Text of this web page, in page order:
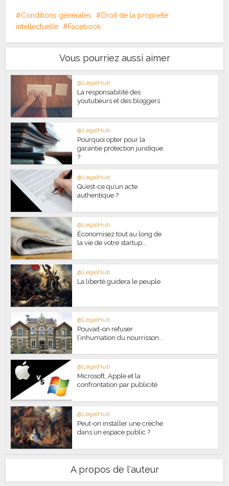
Conditions générales
Droit de la propriété
intellectuelle
Facebook
Vous pourriez aussi aimer
@LegalHub
La responsabilité des
youtubeurs et des bloggers
@LegalHub
Pourquoi opter pour la
garantie protection juridique
?
@LegalHub
Qu’est-ce qu’un acte
authentique ?
@LegalHub
Économisez tout au long de
la vie de votre startup...
@LegalHub
La liberté guidera le peuple
@LegalHub
Pouvait-on refuser
l’inhumation du nourrisson...
@LegalHub
Microsoft, Apple et la
confrontation par publicité
@LegalHub
Peut-on installer une crèche
dans un espace public ?
A propos de l'auteur